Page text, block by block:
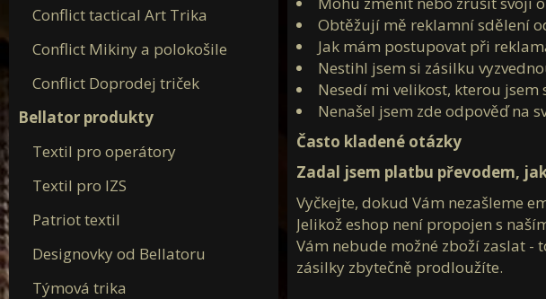
Conflict tactical Art Trika
Conflict Mikiny a polokošile
Conflict Doprodej triček
Bellator produkty
Textil pro operátory
Textil pro IZS
Patriot textil
Designovky od Bellatoru
Týmová trika
Obtěžují mě reklamní sdělení
Jak mám postupovat při
Nestihl jsem si zásilku
Nesedí mi velikost, kterou jsem
Nenašel jsem zde odpověď na
Často kladené otázky
Zadal jsem platbu převodem,
Vyčkejte, dokud Vám nezašleme
Jelikož eshop není propojen s
Vám nebude možné zboží zaslat
zásilky zbytečně prodloužíte.